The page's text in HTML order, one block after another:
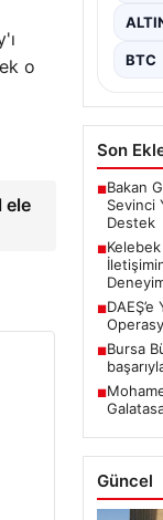
o
ele
BTC
Son
■Bakan
Sevinci
Destek
■
■
■Bursa
■
Güncel